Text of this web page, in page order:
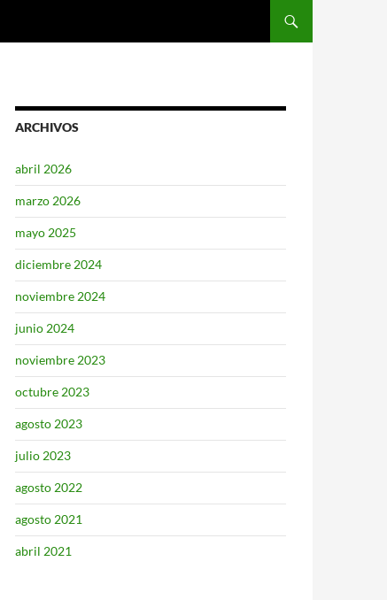
ARCHIVOS
abril 2026
marzo 2026
mayo 2025
diciembre 2024
noviembre 2024
junio 2024
noviembre 2023
octubre 2023
agosto 2023
julio 2023
agosto 2022
agosto 2021
abril 2021